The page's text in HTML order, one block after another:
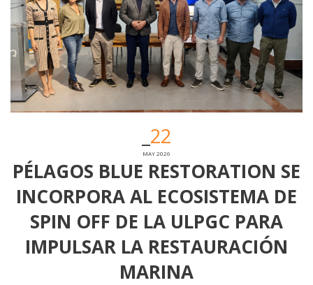
22
MAY 2026
PÉLAGOS BLUE RESTORATION SE
INCORPORA AL ECOSISTEMA DE
SPIN OFF DE LA ULPGC PARA
IMPULSAR LA RESTAURACIÓN
MARINA